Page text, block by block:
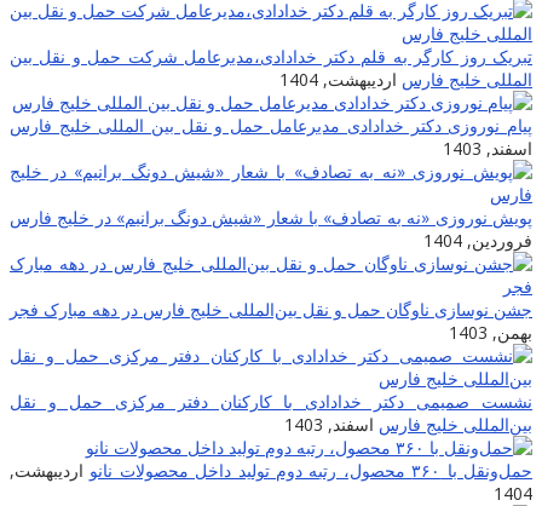
تبریک روز کارگر به قلم دکتر خدادادی،مدیرعامل شرکت حمل و نقل بین
المللی خلیج فارس اردیبهشت, 1404
پیام نوروزی دکتر خدادادی مدیرعامل حمل و نقل بین المللی خلیج فارس
اسفند, 1403
پویش نوروزی «نه به تصادف» با شعار «شیش دونگ برانیم» در خلیج فارس
فروردین, 1404
جشن نوسازی ناوگان حمل و نقل بین‌المللی خلیج فارس در دهه مبارک فجر
بهمن, 1403
نشست صمیمی دکتر خدادادی با کارکنان دفتر مرکزی حمل و نقل
بین‌المللی خلیج فارس اسفند, 1403
حمل‌ونقل با ۳۶۰ محصول، رتبه دوم تولید داخل محصولات نانو
اردیبهشت,
1404